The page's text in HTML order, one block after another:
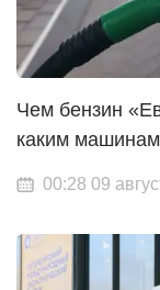
Чем бензин
каким
00:28 09